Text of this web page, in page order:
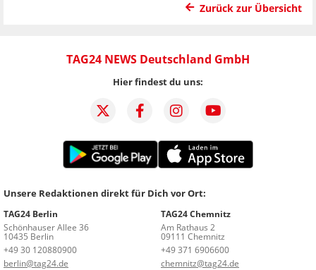
Zurück zur Übersicht
TAG24 NEWS Deutschland GmbH
Hier findest du uns:
Unsere Redaktionen direkt für Dich vor Ort:
TAG24 Berlin
Schönhauser Allee 36
10435 Berlin
+49 30 120880900
berlin@tag24.de
TAG24 Chemnitz
Am Rathaus 2
09111 Chemnitz
+49 371 6906600
chemnitz@tag24.de